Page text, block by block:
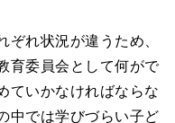
ぞれ状況が違うため、
育委員会として何がで
ていかなければならな
中では学びづらい子ど